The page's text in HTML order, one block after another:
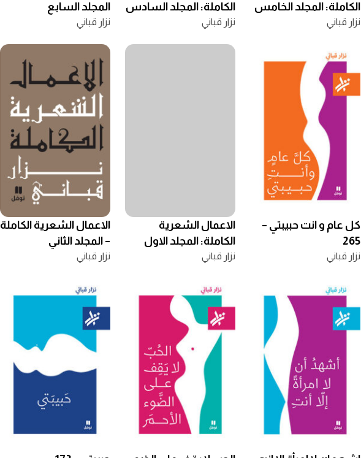
الكاملة: المجلد الخامس
نزار قباني
الكاملة: المجلد السادس
نزار قباني
المجلد السابع
نزار قباني
كل عام و انت حبيبتي –
265
نزار قباني
الاعمال الشعرية
الكاملة: المجلد الاول
نزار قباني
الاعمال الشعرية الكاملة
– المجلد الثاني
نزار قباني